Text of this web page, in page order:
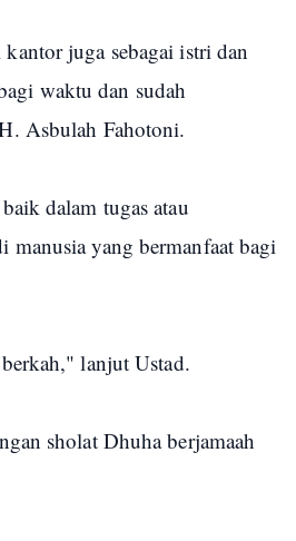
juga sebagai istri dan
waktu dan sudah
Asbulah Fahotoni.
dalam tugas atau
manusia yang bermanfaat bagi
lanjut Ustad.
sholat Dhuha berjamaah